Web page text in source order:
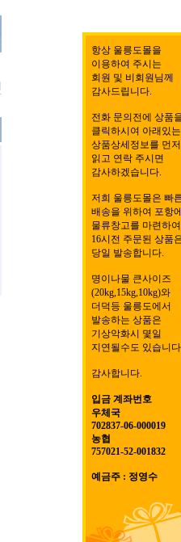
항상 울릉도몰을
이용하여 주시는
회원 및 비회원님께
감사드립니다.
전화 문의전에 상품
클릭하시여 아래있는
상품상세정보를 먼저
읽고 연락 주시면
감사하겠습니다.
저희 울릉도몰은 빠
배송을 위하여 포항
물류창고를 마련하여
16시전 주문된 상품
당일 발송합니다.
명이나물 큰사이즈
(20kg,15kg,10kg)와
더덕등 울릉도에서
발송하는 상품은
기상악화시 몇일
지연될수도 있습니
감사합니다.
입금 계좌번호
우체국
702837-06-000019
농협
757021-52-001832
예금주 : 정영수